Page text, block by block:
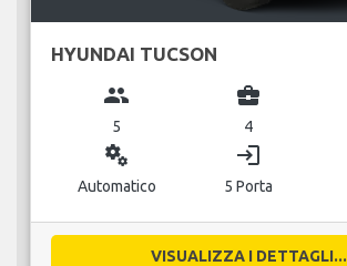
HYUNDAI TUCSON
group
5
business_center
4
miscellaneous_services
Automatico
login
5 Porta
VISUALIZZA I DETTAGLI...